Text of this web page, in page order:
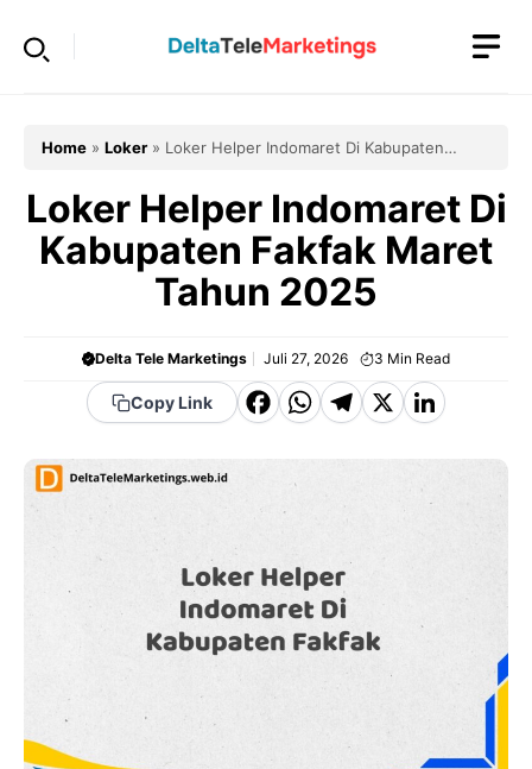
Home » Loker » Loker Helper Indomaret Di Kabupaten
Loker Helper Indomaret Di
Kabupaten Fakfak Maret
Tahun 2025
Delta Tele Marketings Juli 27, 2026 3 Min Read
Copy Link
F
e
b
o
o
W
a
t
s
A
p
T
g
a
m
X Li
k
e